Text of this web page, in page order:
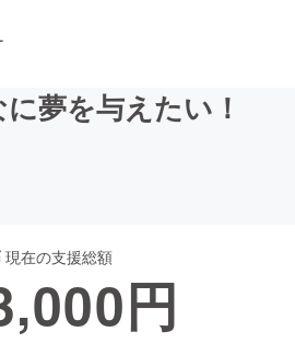
ンス
夢を与えたい！
現在の支援総額
円